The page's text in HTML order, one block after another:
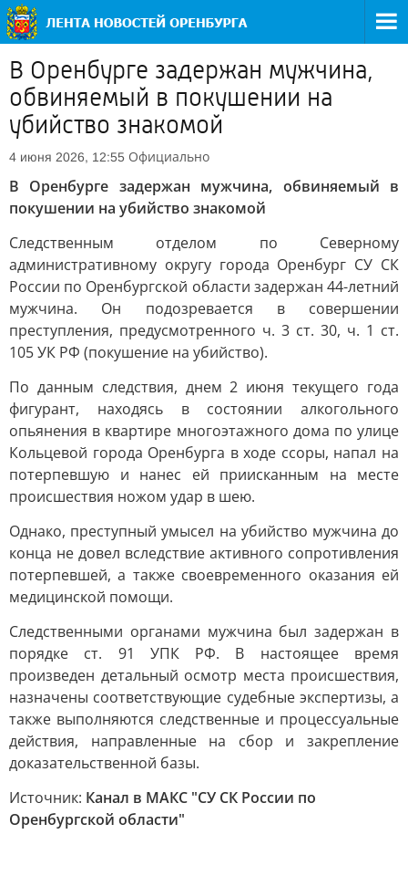
В Оренбурге задержан мужчина,
обвиняемый в покушении на
убийство знакомой
4 июня 2026, 12:55 Официально
В Оренбурге задержан мужчина, обвиняемый в
покушении на убийство знакомой
Следственным отделом по Северному
административному округу города Оренбург СУ СК
России по Оренбургской области задержан 44-летний
мужчина. Он подозревается в совершении
преступления, предусмотренного ч. 3 ст. 30, ч. 1 ст.
105 УК РФ (покушение на убийство).
По данным следствия, днем 2 июня текущего года
фигурант, находясь в состоянии алкогольного
опьянения в квартире многоэтажного дома по улице
Кольцевой города Оренбурга в ходе ссоры, напал на
потерпевшую и нанес ей приисканным на месте
происшествия ножом удар в шею.
Однако, преступный умысел на убийство мужчина до
конца не довел вследствие активного сопротивления
потерпевшей, а также своевременного оказания ей
медицинской помощи.
Следственными органами мужчина был задержан в
порядке ст. 91 УПК РФ. В настоящее время
произведен детальный осмотр места происшествия,
назначены соответствующие судебные экспертизы, а
также выполняются следственные и процессуальные
действия, направленные на сбор и закрепление
доказательственной базы.
Источник: Канал в МАКС "СУ СК России по
Оренбургской области"